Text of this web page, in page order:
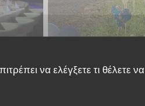
να ελέγξετε τι θέλετε να